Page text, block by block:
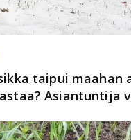
taipui maahan
Asiantuntija